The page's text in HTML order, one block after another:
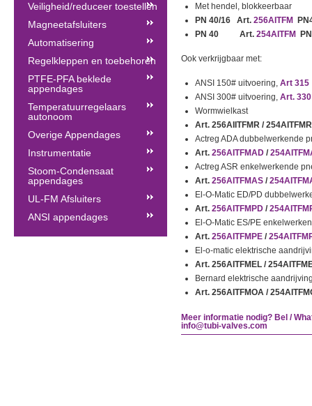
Met hendel, blokkeerbaar
PN 40/16 Art. 256AITFM
PN 40 Art. 254AITFM
Ook verkrijgbaar met:
ANSI 150# uitvoering, Art 315
ANSI 300# uitvoering, Art. 330
Wormwielkast
Art. 256AIITFMR / 254AITFMR
Actreg ADA dubbelwerkende
Art. 256AITFMAD /
Actreg ASR enkelwerkende
Art. 256AITFMAS /
El-O-Matic ED/PD
Art. 256AITFMPD /
El-O-Matic ES/PE
Art. 256AITFMPE /
El-o-matic elektrische
Art. 256AITFMEL /
Bernard elektrische
Art. 256AITFMOA /
Meer informatie nodig? Bel /
info@tubi-valves.com
Veiligheid/reduceer toestellen
Magneetafsluiters
Automatisering
Regelkleppen en toebehoren
PTFE-PFA beklede
appendages
Temperatuurregelaars
autonoom
Overige Appendages
Instrumentatie
Stoom-Condensaat
appendages
UL-FM Afsluiters
ANSI appendages